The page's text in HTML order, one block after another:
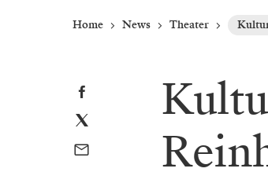
Home News Theater